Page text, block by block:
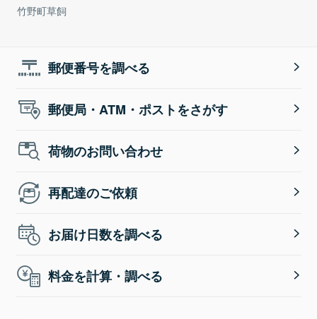
竹野町草飼
郵便番号を調べる
郵便局・ATM・ポストをさがす
荷物のお問い合わせ
再配達のご依頼
お届け日数を調べる
料金を計算・調べる